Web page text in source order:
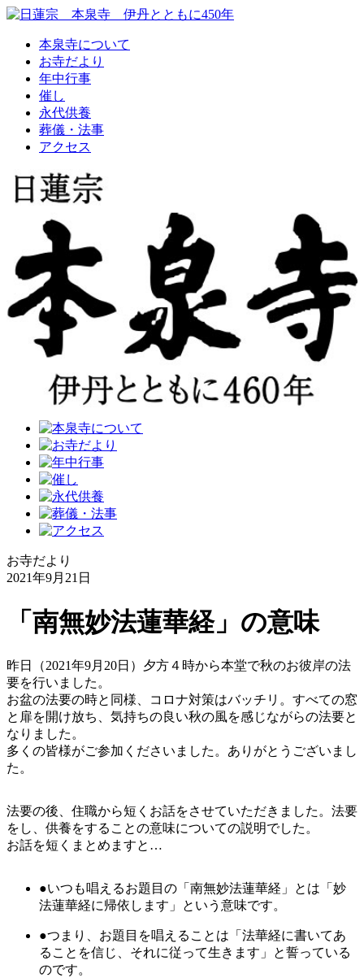
本泉寺について
お寺だより
年中行事
催し
永代供養
葬儀・法事
アクセス
お寺だより
2021年9月21日
「南無妙法蓮華経」の意味
昨日（2021年9月20日）夕方４時から本堂で秋のお彼岸の法
要を行いました。
お盆の法要の時と同様、コロナ対策はバッチリ。すべての窓
と扉を開け放ち、気持ちの良い秋の風を感じながらの法要と
なりました。
多くの皆様がご参加くださいました。ありがとうございまし
た。
法要の後、住職から短くお話をさせていただきました。法要
をし、供養をすることの意味についての説明でした。
お話を短くまとめますと…
●いつも唱えるお題目の「南無妙法蓮華経」とは「妙
法蓮華経に帰依します」という意味です。
●つまり、お題目を唱えることは「法華経に書いてあ
ることを信じ、それに従って生きます」と誓っている
のです。